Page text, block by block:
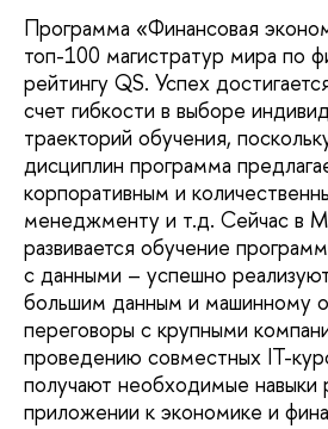
Программа «Финансовая
топ-100 магистратур мира по
рейтингу QS. Успех
счет гибкости в выборе
траекторий обучения,
дисциплин программа
корпоративным и
менеджменту и т.д. Сейчас в
развивается обучение
с данными – успешно
большим данным и машинному
переговоры с крупными
проведению совместных IT-
получают необходимые навыки
приложении к экономике и